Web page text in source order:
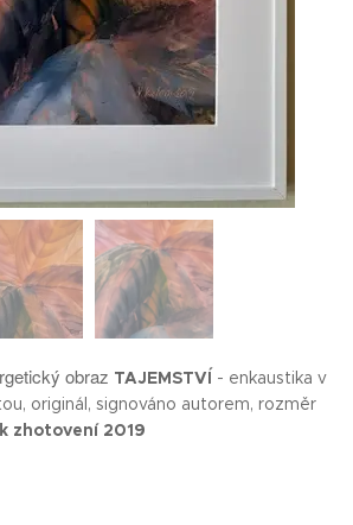
obraz TAJEMSTVÍ - enkaustika v
originál, signováno autorem, rozměr
zhotovení 2019